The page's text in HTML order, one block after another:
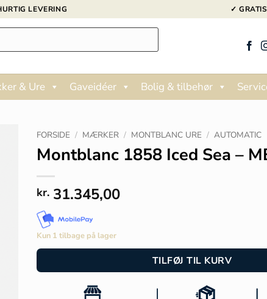
LEVERING ✓
& Ure Gaveidéer Bolig & tilbehør
FORSIDE / MÆRKER / MONTBLANC URE / AUTOMATIC
Montblanc 1858 Iced Sea –
kr. 31.345,00
Kun 1 tilbage på lager
TILFØJ TIL KURV